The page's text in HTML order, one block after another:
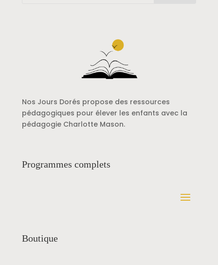
Nos Jours Dorés propose des ressources
pédagogiques pour élever les enfants avec la
pédagogie Charlotte Mason.
Programmes complets
Boutique